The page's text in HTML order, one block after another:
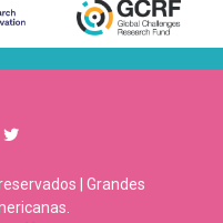
| Grandes